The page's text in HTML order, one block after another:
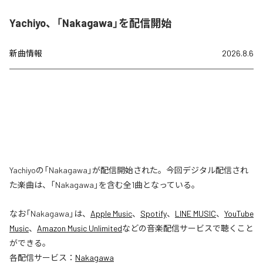
Yachiyo、「Nakagawa」を配信開始
新曲情報 2026.8.6
Yachiyoの「Nakagawa」が配信開始された。今回デジタル配信され
た楽曲は、「Nakagawa」を含む全1曲となっている。
なお「Nakagawa 」は、 Apple Music、 Spotify、 LINE MUSIC、 YouTube
Music、 Amazon Music Unlimitedなどの音楽配信サービスで聴くこと
ができる。
各配信サービス： Nakagawa